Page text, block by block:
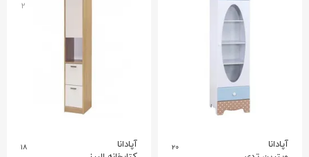
آپادانا ۲۰
۲
آپادانا ۱۸